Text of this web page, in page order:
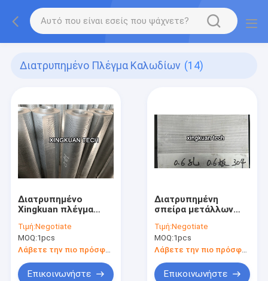
Διατρυπημένο Πλέγμα Καλωδίων (14)
Διατρυπημένο
Xingkuan πλέγμα
ποικίλες πάχος και
μορφές τρυπών
Τιμή:Negotiate
MOQ:1pcs
Λάβετε την πιο πρόσφατη τιμή
Επικοινωνήστε
Διατρυπημένη
σπείρα μετάλλων
τρύπα, σπείρα
0.5mm 0.6mm 0.8mm
πλέγματος
ανοξείδωτου
Τιμή:Negotiate
MOQ:1pcs
Επικοινωνήστε